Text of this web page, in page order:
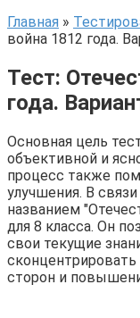
Главная »
война 1812 года.
Тест:
года.
Основная цель
объективной и
процесс также
улучшения. В
названием
для 8 класса. Он
свои текущие
сконцентрировать
сторон и